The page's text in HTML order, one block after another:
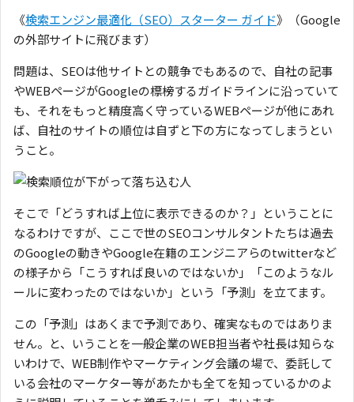
《検索エンジン最適化（SEO）スターター ガイド》（Google
の外部サイトに飛びます）
問題は、SEOは他サイトとの競争でもあるので、自社の記事
やWEBページがGoogleの標榜するガイドラインに沿っていて
も、それをもっと精度高く守っているWEBページが他にあれ
ば、自社のサイトの順位は自ずと下の方になってしまうとい
うこと。
そこで「どうすれば上位に表示できるのか？」ということに
なるわけですが、ここで世のSEOコンサルタントたちは過去
のGoogleの動きやGoogle在籍のエンジニアらのtwitterなど
の様子から「こうすれば良いのではないか」「このようなル
ールに変わったのではないか」という「予測」を立てます。
この「予測」はあくまで予測であり、確実なものではありま
せん。と、いうことを一般企業のWEB担当者や社長は知らな
いわけで、WEB制作やマーケティング会議の場で、委託して
いる会社のマーケター等があたかも全てを知っているかのよ